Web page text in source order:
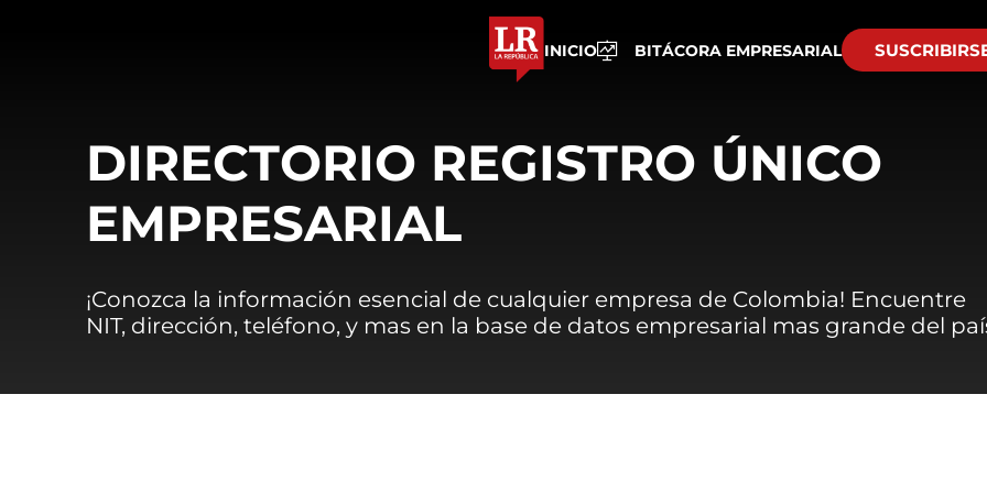
INICIO BITÁCORA EMPRESARIAL
DIRECTORIO REGISTRO ÚNICO
EMPRESARIAL
¡Conozca la información esencial de cualquier empresa de Colombia! Encuentre
NIT, dirección, teléfono, y mas en la base de datos empresarial mas grande del